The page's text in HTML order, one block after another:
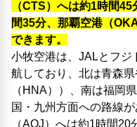
（CTS）へは約1時間
間35分、那覇空港（
できます。
小牧空港は、JALとフジ
航しており、北は青森
（HNA））、南は福岡
国・九州方面への路線
（AOJ）へは約1時間